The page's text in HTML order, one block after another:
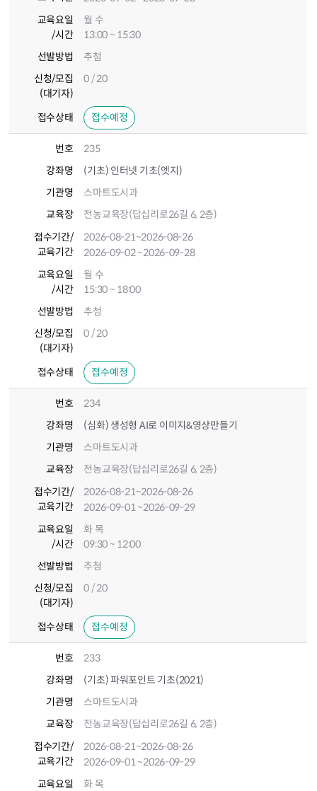
교육요일
/시간
월 수
13:00 ~ 15:30
선발방법
추첨
신청/모집
(대기자)
0 / 20
접수상태 접수예정
번호
235
강좌명
(기초) 인터넷 기초(엣지)
기관명
스마트도시과
교육장
전농교육장(답십리로26길 6, 2층)
접수기간/
교육기간
2026-08-21~2026-08-26
2026-09-02~2026-09-28
교육요일
/시간
월 수
15:30 ~ 18:00
선발방법
추첨
신청/모집
(대기자)
0 / 20
접수상태 접수예정
번호
234
강좌명
(심화) 생성형 AI로 이미지&영상만들기
기관명
스마트도시과
교육장
전농교육장(답십리로26길 6, 2층)
접수기간/
교육기간
2026-08-21~2026-08-26
2026-09-01~2026-09-29
교육요일
/시간
화 목
09:30 ~ 12:00
선발방법
추첨
신청/모집
(대기자)
0 / 20
접수상태 접수예정
번호
233
강좌명
(기초) 파워포인트 기초(2021)
기관명
스마트도시과
교육장
전농교육장(답십리로26길 6, 2층)
접수기간/
교육기간
2026-08-21~2026-08-26
2026-09-01~2026-09-29
교육요일
화 목